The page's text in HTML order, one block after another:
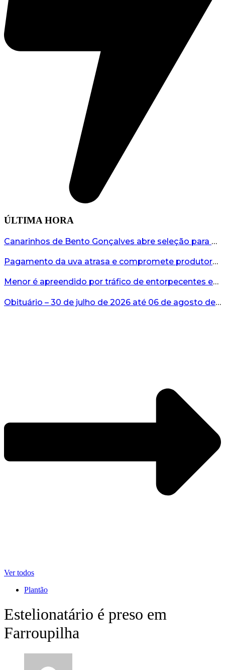
ÚLTIMA HORA
Canarinhos de Bento Gonçalves abre seleção para novos integrantes...
Pagamento da uva atrasa e compromete produtores...
Menor é apreendido por tráfico de entorpecentes em Veranópolis...
Obituário – 30 de julho de 2026 até 06 de agosto de 2026...
Ver todos
Plantão
Estelionatário é preso em
Farroupilha